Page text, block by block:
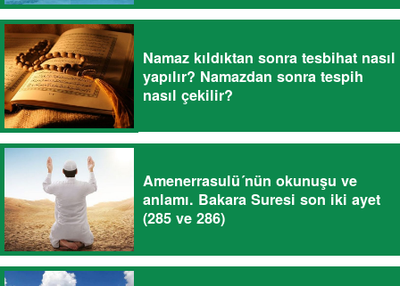
Namaz kıldıktan sonra tesbihat nasıl
yapılır? Namazdan sonra tespih
nasıl çekilir?
Amenerrasulü´nün okunuşu ve
anlamı. Bakara Suresi son iki ayet
(285 ve 286)